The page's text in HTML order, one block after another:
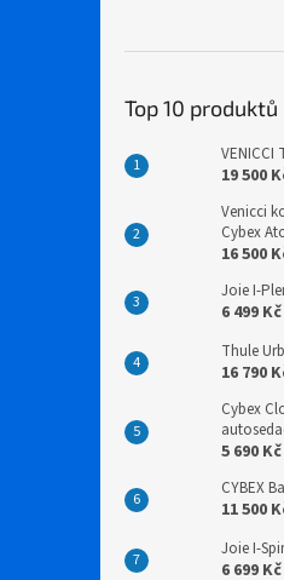
Top 10 produktů
VENICCI
19 500
Venicci
Cybex
16 500
Joie I-
6 499 Kč
Thule
16 790
Cybex
5 690 Kč
CYBEX
11 500
Joie I-
6 699 Kč